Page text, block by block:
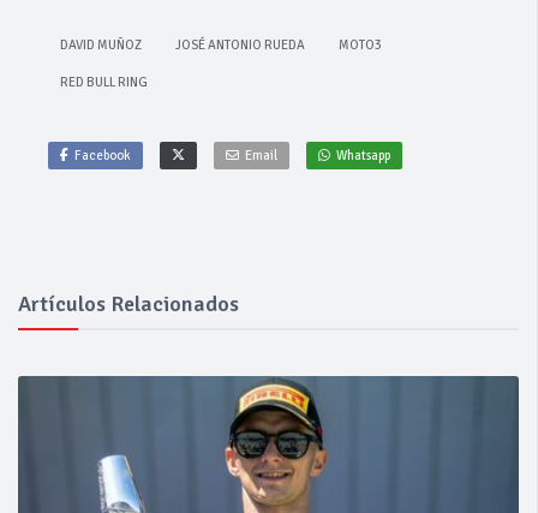
DAVID MUÑOZ JOSÉ ANTONIO RUEDA MOTO3
RED BULL RING
Facebook Email Whatsapp
Artículos Relacionados